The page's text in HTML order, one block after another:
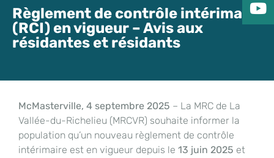
Règlement de contrôle intérimaire
(RCI) en vigueur – Avis aux
résidantes et résidants
McMasterville, 4 septembre 2025 – La MRC de La
Vallée-du-Richelieu (MRCVR) souhaite informer la
population qu’un nouveau règlement de contrôle
intérimaire est en vigueur depuis le 13 juin 2025 et